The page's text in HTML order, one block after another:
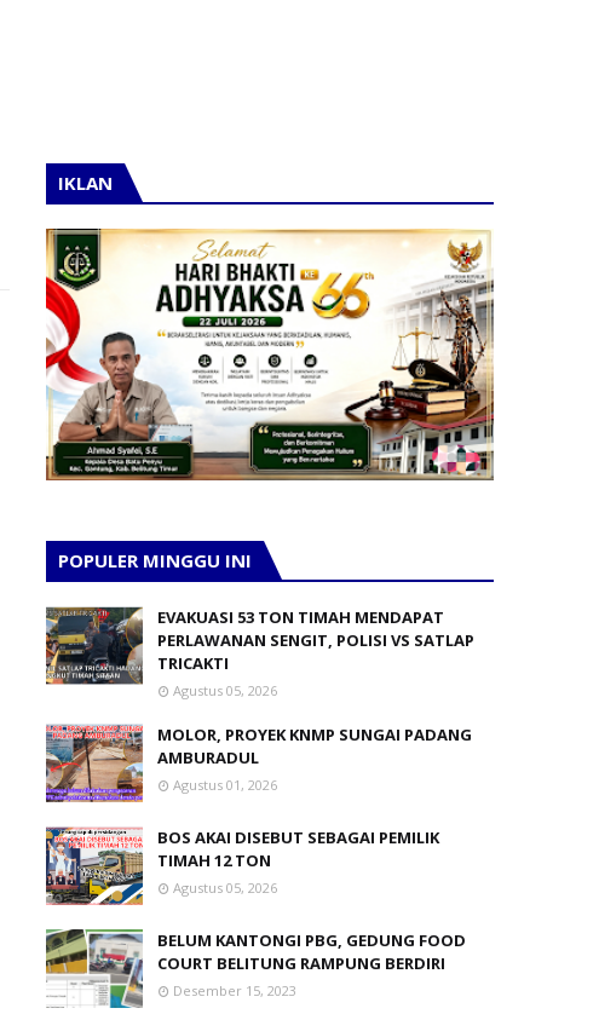
IKLAN
POPULER MINGGU INI
EVAKUASI 53 TON TIMAH MENDAPAT
PERLAWANAN SENGIT, POLISI VS SATLAP
TRICAKTI
Agustus 05, 2026
MOLOR, PROYEK KNMP SUNGAI PADANG
AMBURADUL
Agustus 01, 2026
BOS AKAI DISEBUT SEBAGAI PEMILIK
TIMAH 12 TON
Agustus 05, 2026
BELUM KANTONGI PBG, GEDUNG FOOD
COURT BELITUNG RAMPUNG BERDIRI
Desember 15, 2023